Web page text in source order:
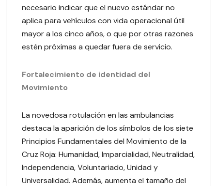
necesario indicar que el nuevo estándar no
aplica para vehículos con vida operacional útil
mayor a los cinco años, o que por otras razones
estén próximas a quedar fuera de servicio.
Fortalecimiento de identidad del
Movimiento
La novedosa rotulación en las ambulancias
destaca la aparición de los símbolos de los siete
Principios Fundamentales del Movimiento de la
Cruz Roja: Humanidad, Imparcialidad, Neutralidad,
Independencia, Voluntariado, Unidad y
Universalidad. Además, aumenta el tamaño del